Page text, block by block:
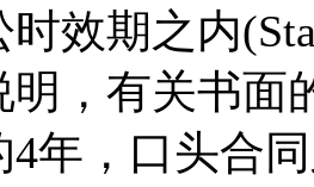
效期之内
明，有关书面
4年，口头合